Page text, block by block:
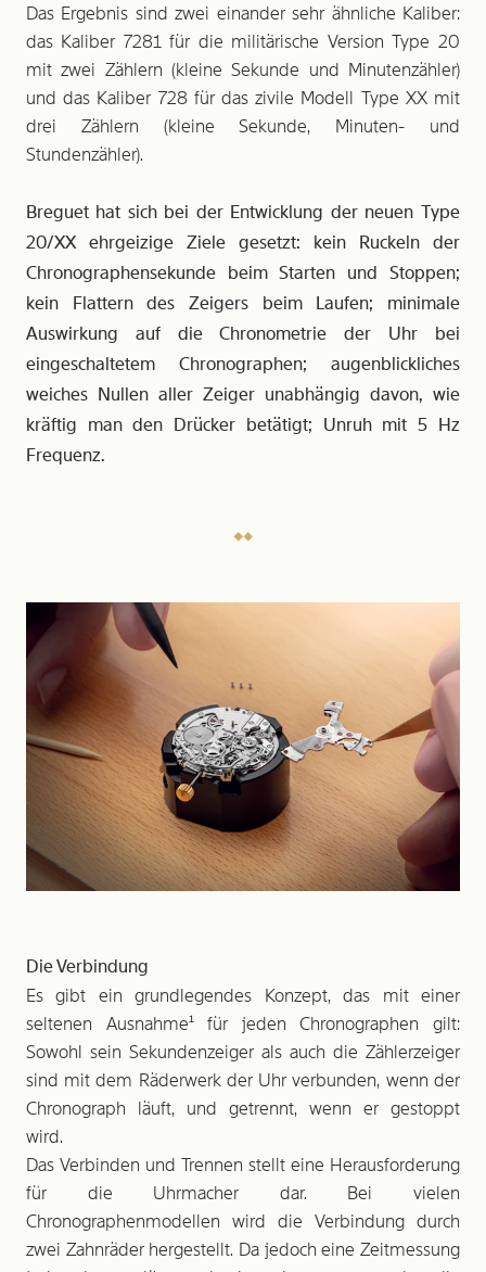
Das Ergebnis sind zwei einander sehr ähnliche Kaliber:
das Kaliber 7281 für die militärische Version Type 20
mit zwei Zählern (kleine Sekunde und Minutenzähler)
und das Kaliber 728 für das zivile Modell Type XX mit
drei Zählern (kleine Sekunde, Minuten- und
Stundenzähler).
Breguet hat sich bei der Entwicklung der neuen Type
20/XX ehrgeizige Ziele gesetzt: kein Ruckeln der
Chronographensekunde beim Starten und Stoppen;
kein Flattern des Zeigers beim Laufen; minimale
Auswirkung auf die Chronometrie der Uhr bei
eingeschaltetem Chronographen; augenblickliches
weiches Nullen aller Zeiger unabhängig davon, wie
kräftig man den Drücker betätigt; Unruh mit 5 Hz
Frequenz.
Die Verbindung
Es gibt ein grundlegendes Konzept, das mit einer
seltenen Ausnahme¹ für jeden Chronographen gilt:
Sowohl sein Sekundenzeiger als auch die Zählerzeiger
sind mit dem Räderwerk der Uhr verbunden, wenn der
Chronograph läuft, und getrennt, wenn er gestoppt
wird.
Das Verbinden und Trennen stellt eine Herausforderung
für die Uhrmacher dar. Bei vielen
Chronographenmodellen wird die Verbindung durch
zwei Zahnräder hergestellt. Da jedoch eine Zeitmessung